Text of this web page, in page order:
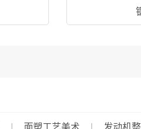
面塑工艺美术 发动机